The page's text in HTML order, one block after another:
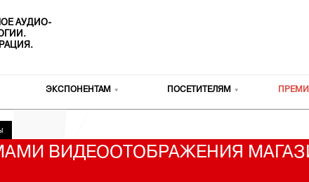
АУДИО-
ЭКСПОНЕНТАМ ПОСЕТИТЕЛЯМ
ВИДЕООТОБРАЖЕНИЯ